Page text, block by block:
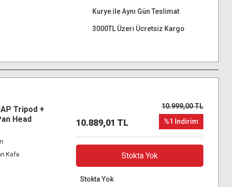
Kurye ile Aynı Gün Teslimat
3000TL Üzeri Ücretsiz Kargo
Tripod +
Head
Kafa
10.889,01 TL
10.999,00 TL
%1 İndirim
Stokta Yok
Stokta Yok